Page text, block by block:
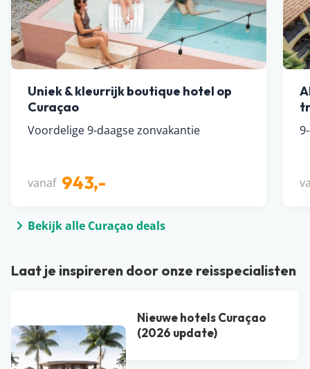
Uniek & kleurrijk boutique hotel op
Curaçao
Voordelige 9-daagse zonvakantie
vanaf 943,-
Bekijk alle Curaçao deals
Laat je inspireren door onze reisspecialisten
Nieuwe hotels Curaçao
(2026 update)